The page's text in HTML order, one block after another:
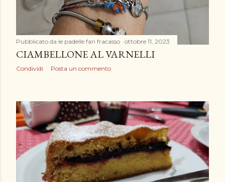
Pubblicato da le padelle fan fracasso ottobre 11, 2023
CIAMBELLONE AL VARNELLI
Condividi Posta un commento